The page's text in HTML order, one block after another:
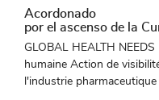
Acordonado
por el ascenso de la
GLOBAL HEALTH
humaine Action de
l'industrie pharmaceutique